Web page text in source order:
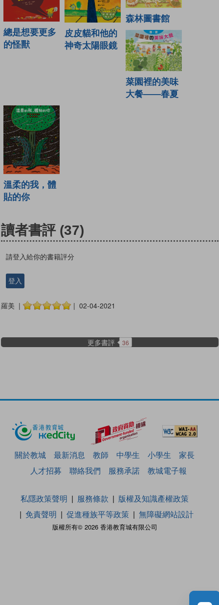
總是想要更多
的怪獸
皮皮貓和他的
神奇太陽眼鏡
森林圖書館
菜園裡的美味
大餐——春夏
溫柔的我，體
貼的你
讀者書評 (37)
請登入給你的書籍評分
登入
羅美 | | 02-04-2021
更多書評 36
關於教城 最新消息 教師 中學生 小學生
家長
人才招募
聯絡我們 服務承諾 教城電子報
版權所有© 2026 香港教育城有限公司
私隱政策聲明 服務條款
版權及知識產權政策
免責聲明
促進種族平等政策 無障礙網站設計